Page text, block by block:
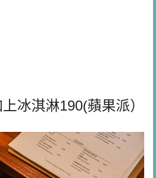
冰淇淋190(蘋果派）